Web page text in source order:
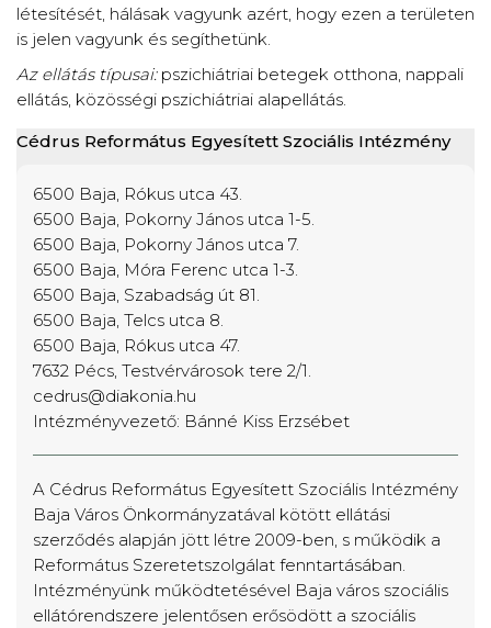
létesítését, hálásak vagyunk azért, hogy ezen a területen
is jelen vagyunk és segíthetünk.
Az ellátás típusai:pszichiátriai betegek otthona, nappali
ellátás, közösségi pszichiátriai alapellátás.
Cédrus Református Egyesített Szociális Intézmény
6500 Baja, Rókus utca 43.
6500 Baja, Pokorny János utca 1-5.
6500 Baja, Pokorny János utca 7.
6500 Baja, Móra Ferenc utca 1-3.
6500 Baja, Szabadság út 81.
6500 Baja, Telcs utca 8.
6500 Baja, Rókus utca 47.
7632 Pécs, Testvérvárosok tere 2/1.
cedrus@diakonia.hu
Intézményvezető: Bánné Kiss Erzsébet
A Cédrus Református Egyesített Szociális Intézmény
Baja Város Önkormányzatával kötött ellátási
szerződés alapján jött létre 2009-ben, s működik a
Református Szeretetszolgálat fenntartásában.
Intézményünk működtetésével Baja város szociális
ellátórendszere jelentősen erősödött a szociális